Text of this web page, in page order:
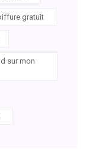
gratuit
sur mon